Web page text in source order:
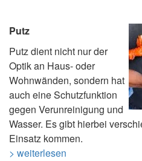
Putz
Putz dient nicht nur der
Optik an Haus- oder
Wohnwänden, sondern hat
auch eine Schutzfunktion
gegen Verunreinigung und
Wasser. Es gibt hierbei
Einsatz kommen.
> weiterlesen